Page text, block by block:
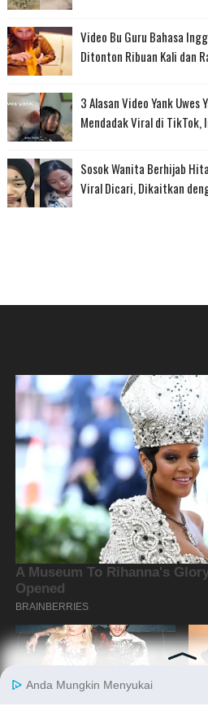
Video Bu Guru Bahasa
Ditonton Ribuan Kali dan
3 Alasan Video Yank
Mendadak Viral di TikTok,
Sosok Wanita Berhijab
Viral Dicari, Dikaitkan